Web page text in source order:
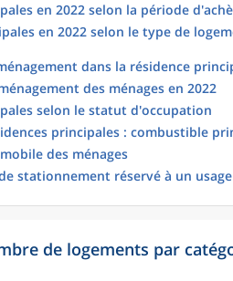
en 2022 selon la période
en 2022 selon le type de
dans la résidence
des ménages en 2022
selon le statut d'occupation
principales : combustible
des ménages
stationnement réservé à un
de logements par